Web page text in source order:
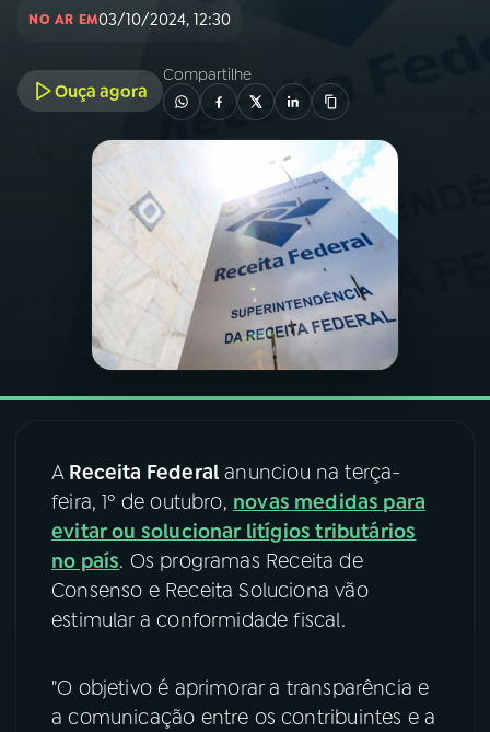
INÍCIO
A RÁDIO
PROGRAMAÇÃO
PROGRAMAS
PODCASTS
VIDEOCASTS
FESTIVAL DE MÚSICA
ACOMPANHE A RÁDIO NACIONAL
Instagram X
NO AR EM03/10/2024, 12:30
Ouça agora
Compartilhe
A Receita Federal anunciou na terça-
feira, 1º de outubro, novas medidas para
evitar ou solucionar litígios tributários
no país. Os programas Receita de
Consenso e Receita Soluciona vão
estimular a conformidade fiscal.
"O objetivo é aprimorar a transparência e
a comunicação entre os contribuintes e a